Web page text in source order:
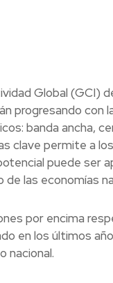
Global (GCI)
progresando con
banda ancha,
clave permite a
puede ser
las economías
por encima
en los últimos
nacional.